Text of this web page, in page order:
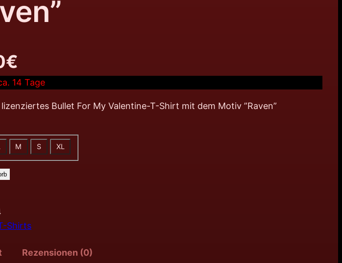
€
14 Tage
Bullet For My Valentine-T-Shirt mit dem Motiv ”Raven”
M S XL
Shirts
Rezensionen (0)